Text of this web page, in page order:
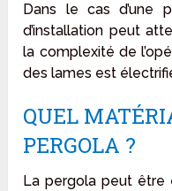
Dans le cas d’une
d’installation peut
la complexité de
des lames est
QUEL
PERGOLA ?
La pergola peut être